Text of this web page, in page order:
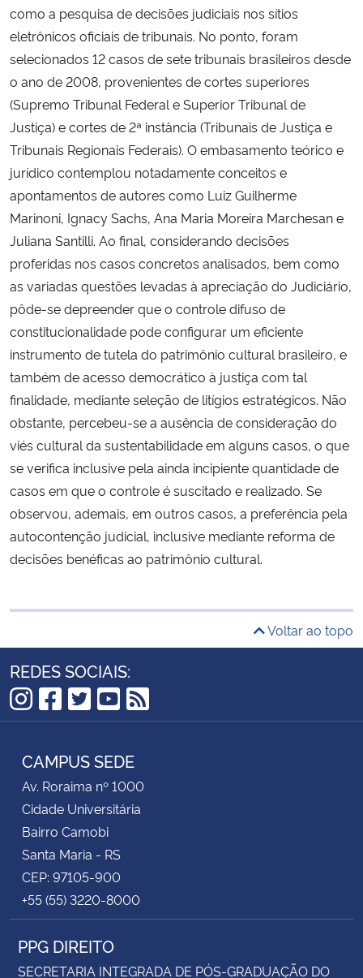
como a pesquisa de decisões judiciais nos sítios
eletrônicos oficiais de tribunais. No ponto, foram
selecionados 12 casos de sete tribunais brasileiros desde
o ano de 2008, provenientes de cortes superiores
(Supremo Tribunal Federal e Superior Tribunal de
Justiça) e cortes de 2ª instância (Tribunais de Justiça e
Tribunais Regionais Federais). O embasamento teórico e
jurídico contemplou notadamente conceitos e
apontamentos de autores como Luiz Guilherme
Marinoni, Ignacy Sachs, Ana Maria Moreira Marchesan e
Juliana Santilli. Ao final, considerando decisões
proferidas nos casos concretos analisados, bem como
as variadas questões levadas à apreciação do Judiciário,
pôde-se depreender que o controle difuso de
constitucionalidade pode configurar um eficiente
instrumento de tutela do patrimônio cultural brasileiro, e
também de acesso democrático à justiça com tal
finalidade, mediante seleção de litígios estratégicos. Não
obstante, percebeu-se a ausência de consideração do
viés cultural da sustentabilidade em alguns casos, o que
se verifica inclusive pela ainda incipiente quantidade de
casos em que o controle é suscitado e realizado. Se
observou, ademais, em outros casos, a preferência pela
autocontenção judicial, inclusive mediante reforma de
decisões benéficas ao patrimônio cultural.
Voltar ao topo
REDES SOCIAIS:
Instagram
Facebook
Twitter
YouTube
RSS
CAMPUS SEDE
Av. Roraima nº 1000
Cidade Universitária
Bairro Camobi
Santa Maria - RS
CEP: 97105-900
+55 (55) 3220-8000
PPG DIREITO
SECRETARIA INTEGRADA DE PÓS-GRADUAÇÃO DO